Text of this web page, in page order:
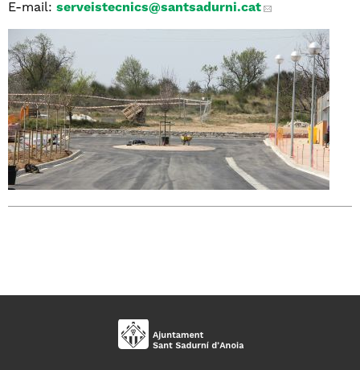
E-mail: serveistecnics@santsadurni.cat